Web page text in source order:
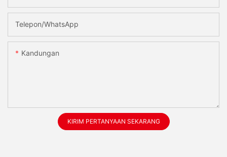
Telepon/WhatsApp
Kandungan
KIRIM PERTANYAAN SEKARANG